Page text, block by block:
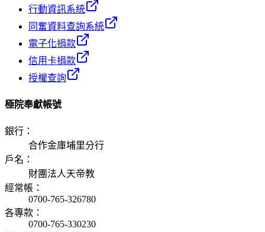
行動資訊系統
同奮資料查詢系統
電子化捐款
信用卡捐款
授權查詢
極院奉獻帳號
銀行 ：
合作金庫埔里分行
戶名 ：
財團法人天帝教
經常帳 ：
0700-765-326780
各專款 ：
0700-765-330230